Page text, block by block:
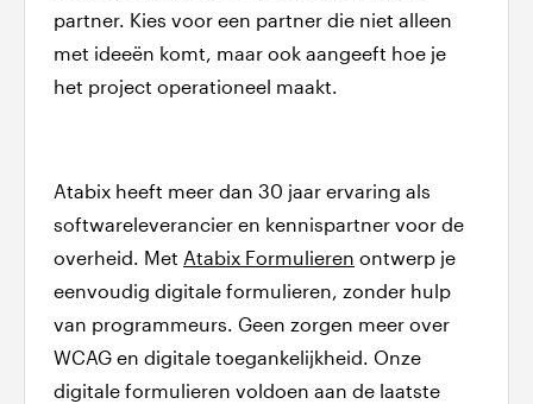
partner. Kies voor een partner die niet alleen
met ideeën komt, maar ook aangeeft hoe je
het project operationeel maakt.
Atabix heeft meer dan 30 jaar ervaring als
softwareleverancier en kennispartner voor de
overheid. Met Atabix Formulieren ontwerp je
eenvoudig digitale formulieren, zonder hulp
van programmeurs. Geen zorgen meer over
WCAG en digitale toegankelijkheid. Onze
digitale formulieren voldoen aan de laatste